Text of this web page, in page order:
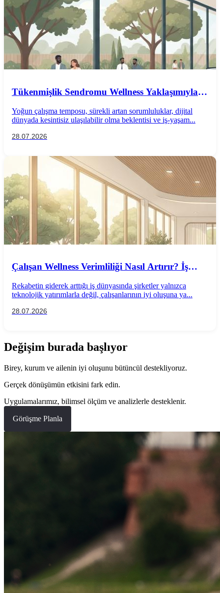
Tükenmişlik Sendromu Wellness Yaklaşımıyla
Yoğun çalışma temposu, sürekli artan sorumluluklar, dijital
dünyada kesintisiz ulaşılabilir olma beklentisi ve iş-yaşam...
28.07.2026
Çalışan Wellness Verimliliği Nasıl Artırır? İş
Uygulamaları
Rekabetin giderek arttığı iş dünyasında şirketler yalnızca
teknolojik yatırımlarla değil, çalışanlarının iyi oluşuna ya...
28.07.2026
Değişim burada başlıyor
Birey, kurum ve ailenin iyi oluşunu bütüncül destekliyoruz.
Gerçek dönüşümün etkisini fark edin.
Uygulamalarımız, bilimsel ölçüm ve analizlerle desteklenir.
Görüşme Planla